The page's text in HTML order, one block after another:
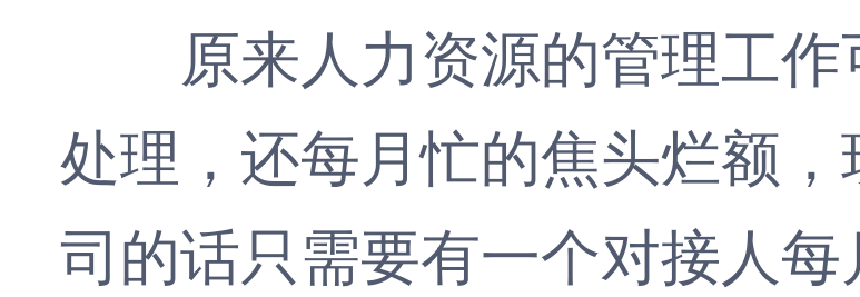
原来人力资源的管理工作
处理，还每月忙的焦头烂额
司的话只需要有一个对接人